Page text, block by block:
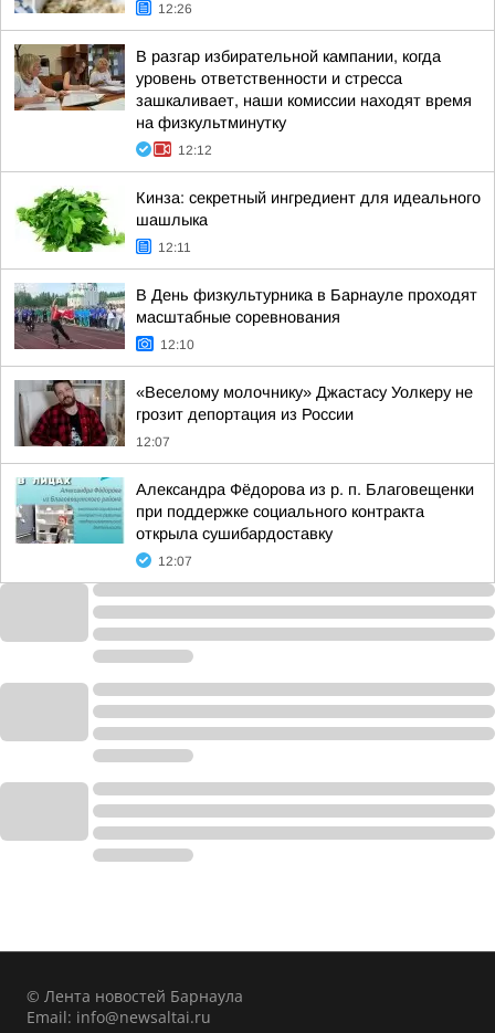
12:26
В разгар избирательной кампании, когда
уровень ответственности и стресса
зашкаливает, наши комиссии находят время
на физкультминутку
12:12
Кинза: секретный ингредиент для идеального
шашлыка
12:11
В День физкультурника в Барнауле проходят
масштабные соревнования
12:10
«Веселому молочнику» Джастасу Уолкеру не
грозит депортация из России
12:07
Александра Фёдорова из р. п. Благовещенки
при поддержке социального контракта
открыла сушибардоставку
12:07
© Лента новостей Барнаула
Email: info@newsaltai.ru